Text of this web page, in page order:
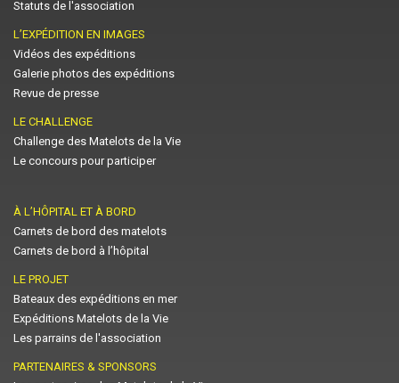
Statuts de l'association
L’EXPÉDITION EN IMAGES
Vidéos des expéditions
Galerie photos des expéditions
Revue de presse
LE CHALLENGE
Challenge des Matelots de la Vie
Le concours pour participer
À L’HÔPITAL ET À BORD
Carnets de bord des matelots
Carnets de bord à l’hôpital
LE PROJET
Bateaux des expéditions en mer
Expéditions Matelots de la Vie
Les parrains de l'association
PARTENAIRES & SPONSORS